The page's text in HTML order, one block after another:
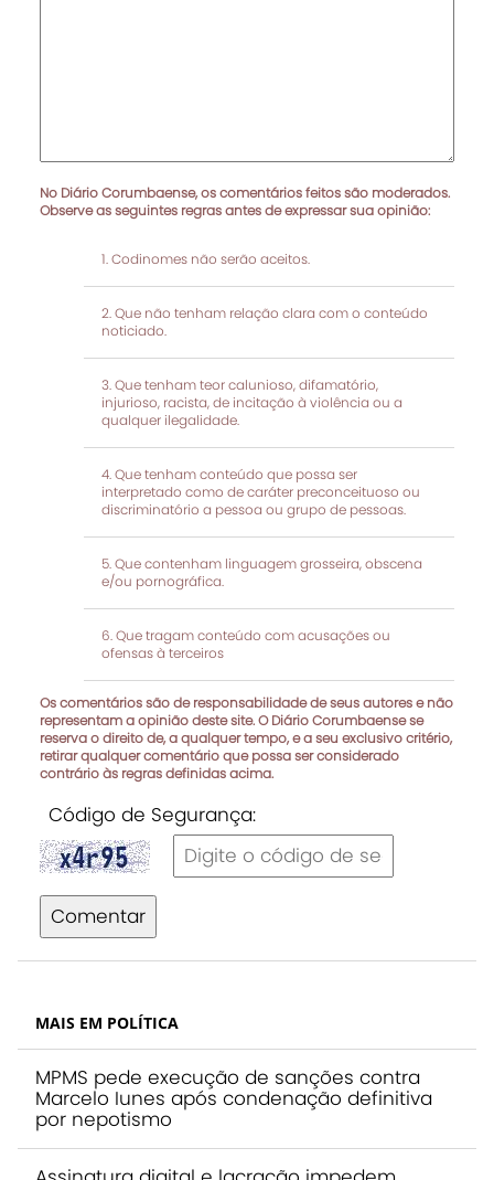
No Diário Corumbaense, os comentários feitos são moderados.
Observe as seguintes regras antes de expressar sua opinião:
Codinomes não serão aceitos.
Que não tenham relação clara com o conteúdo
noticiado.
Que tenham teor calunioso, difamatório,
injurioso, racista, de incitação à violência ou a
qualquer ilegalidade.
Que tenham conteúdo que possa ser
interpretado como de caráter preconceituoso ou
discriminatório a pessoa ou grupo de pessoas.
Que contenham linguagem grosseira, obscena
e/ou pornográfica.
Que tragam conteúdo com acusações ou
ofensas à terceiros
Os comentários são de responsabilidade de seus autores e não
representam a opinião deste site. O Diário Corumbaense se
reserva o direito de, a qualquer tempo, e a seu exclusivo critério,
retirar qualquer comentário que possa ser considerado
contrário às regras definidas acima.
Código de Segurança:
Comentar
MAIS EM POLÍTICA
MPMS pede execução de sanções contra
Marcelo Iunes após condenação definitiva
por nepotismo